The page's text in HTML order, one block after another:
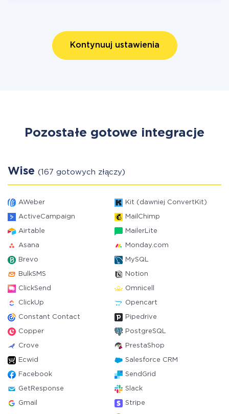
Kontynuuj ustawienia
Pozostałe gotowe integracje
Wise (167 gotowych złączy)
AWeber Kit (dawniej ConvertKit)
ActiveCampaign MailChimp
Airtable MailerLite
Asana Monday.com
Brevo MySQL
BulkSMS Notion
ClickSend Omnicell
ClickUp Opencart
Constant Contact Pipedrive
Copper PostgreSQL
Crove PrestaShop
Ecwid Salesforce CRM
Facebook SendGrid
GetResponse Slack
Gmail Stripe